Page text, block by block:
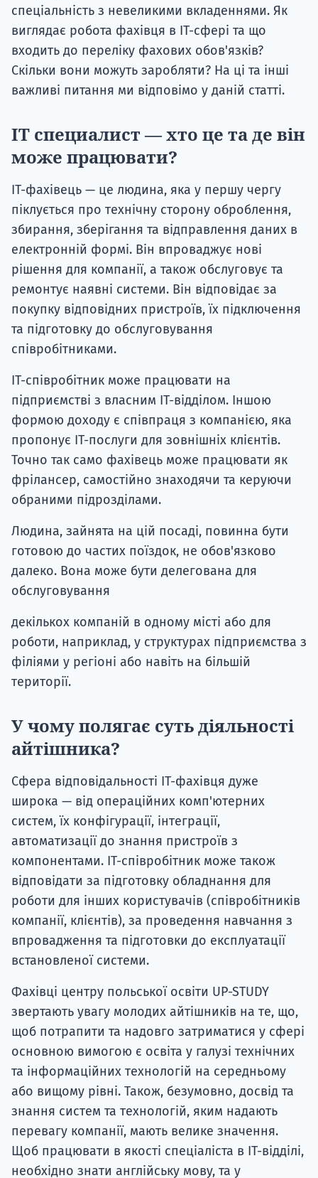
спеціальність з невеликими вкладеннями. Як
виглядає робота фахівця в ІТ-сфері та що
входить до переліку фахових обов'язків?
Скільки вони можуть заробляти? На ці та інші
важливі питання ми відповімо у даній статті.
IT специалист — хто це та де він
може працювати?
ІТ-фахівець — це людина, яка у першу чергу
піклується про технічну сторону оброблення,
збирання, зберігання та відправлення даних в
електронній формі. Він впроваджує нові
рішення для компанії, а також обслуговує та
ремонтує наявні системи. Він відповідає за
покупку відповідних пристроїв, їх підключення
та підготовку до обслуговування
співробітниками.
ІТ-співробітник може працювати на
підприємстві з власним ІТ-відділом. Іншою
формою доходу є співпраця з компанією, яка
пропонує ІТ-послуги для зовнішніх клієнтів.
Точно так само фахівець може працювати як
фрілансер, самостійно знаходячи та керуючи
обраними підрозділами.
Людина, зайнята на цій посаді, повинна бути
готовою до частих поїздок, не обов'язково
далеко. Вона може бути делегована для
обслуговування
декількох компаній в одному місті або для
роботи, наприклад, у структурах підприємства з
філіями у регіоні або навіть на більшій
території.
У чому полягає суть діяльності
айтішника?
Сфера відповідальності ІТ-фахівця дуже
широка — від операційних комп'ютерних
систем, їх конфігурації, інтеграції,
автоматизації до знання пристроїв з
компонентами. ІТ-співробітник може також
відповідати за підготовку обладнання для
роботи для інших користувачів (співробітників
компанії, клієнтів), за проведення навчання з
впровадження та підготовки до експлуатації
встановленої системи.
Фахівці центру польської освіти UP-STUDY
звертають увагу молодих айтішників на те, що,
щоб потрапити та надовго затриматися у сфері
основною вимогою є освіта у галузі технічних
та інформаційних технологій на середньому
або вищому рівні. Також, безумовно, досвід та
знання систем та технологій, яким надають
перевагу компанії, мають велике значення.
Щоб працювати в якості спеціаліста в ІТ-відділі,
необхідно знати англійську мову, та у